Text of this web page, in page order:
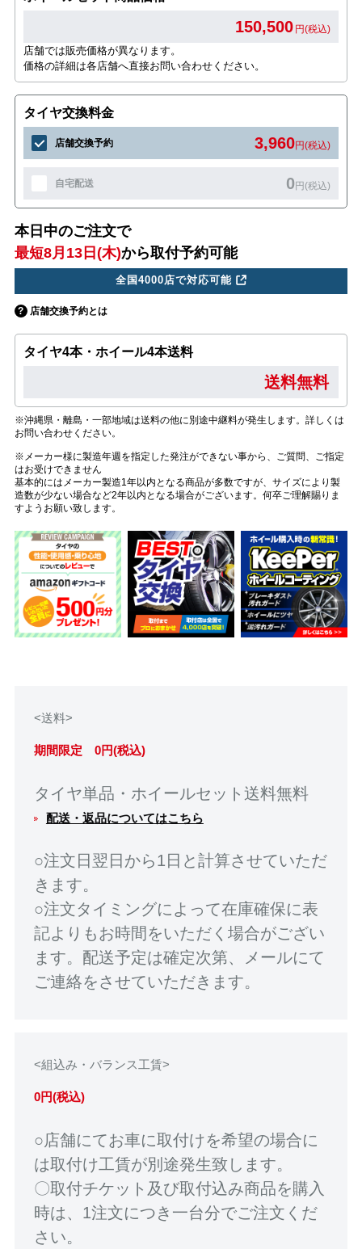
150,500 円(税込)
店舗では販売価格が異なります。
価格の詳細は各店舗へ直接お問い合わせください。
タイヤ交換料金
店舗交換予約 3,960円(税込)
自宅配送 0円(税込)
本日中のご注文で
最短8月13日(木)から取付予約可能
全国4000店で対応可能
店舗交換予約とは
タイヤ4本・ホイール4本送料
送料無料
※沖縄県・離島・一部地域は送料の他に別途中継料が発生します。詳しくは
お問い合わせください。
※メーカー様に製造年週を指定した発注ができない事から、ご質問、ご指定
はお受けできません
基本的にはメーカー製造1年以内となる商品が多数ですが、サイズにより製
造数が少ない場合など2年以内となる場合がございます。何卒ご理解賜りま
すようお願い致します。
<送料>
期間限定 0円(税込)
タイヤ単品・ホイールセット送料無料
配送・返品についてはこちら
○注文日翌日から1日と計算させていただ
きます。
○注文タイミングによって在庫確保に表
記よりもお時間をいただく場合がござい
ます。配送予定は確定次第、メールにて
ご連絡をさせていただきます。
<組込み・バランス工賃>
0円(税込)
○店舗にてお車に取付けを希望の場合に
は取付け工賃が別途発生致します。
〇取付チケット及び取付込み商品を購入
時は、1注文につき一台分でご注文くだ
さい。